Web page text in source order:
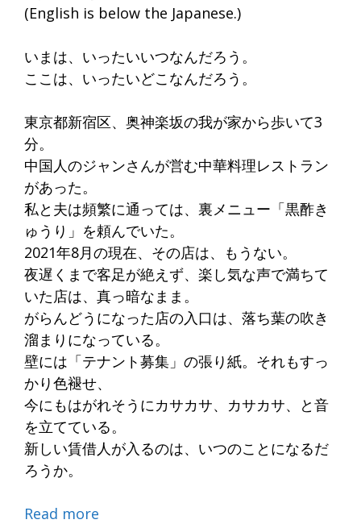
(English is below the Japanese.)
いまは、いったいいつなんだろう。
ここは、いったいどこなんだろう。
東京都新宿区、奥神楽坂の我が家から歩いて3
分。
中国人のジャンさんが営む中華料理レストラン
があった。
私と夫は頻繁に通っては、裏メニュー「黒酢き
ゅうり」を頼んでいた。
2021年8月の現在、その店は、もうない。
夜遅くまで客足が絶えず、楽し気な声で満ちて
いた店は、真っ暗なまま。
がらんどうになった店の入口は、落ち葉の吹き
溜まりになっている。
壁には「テナント募集」の張り紙。それもすっ
かり色褪せ、
今にもはがれそうにカサカサ、カサカサ、と音
を立てている。
新しい賃借人が入るのは、いつのことになるだ
ろうか。
Read more